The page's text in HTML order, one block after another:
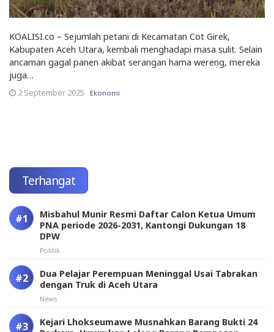
KOALISI.co – Sejumlah petani di Kecamatan Cot Girek,
Kabupaten Aceh Utara, kembali menghadapi masa sulit. Selain
ancaman gagal panen akibat serangan hama wereng, mereka
juga…
2 September 2025 Ekonomi
Terhangat
Misbahul Munir Resmi Daftar Calon Ketua Umum
PNA periode 2026-2031, Kantongi Dukungan 18
DPW
Politik
Dua Pelajar Perempuan Meninggal Usai Tabrakan
dengan Truk di Aceh Utara
News
Kejari Lhokseumawe Musnahkan Barang Bukti 24